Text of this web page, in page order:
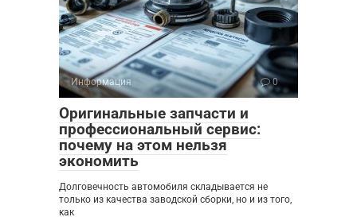
Информация 0
Оригинальные запчасти и
профессиональный сервис:
почему на этом нельзя
экономить
Долговечность автомобиля складывается не
только из качества заводской сборки, но и из того,
как